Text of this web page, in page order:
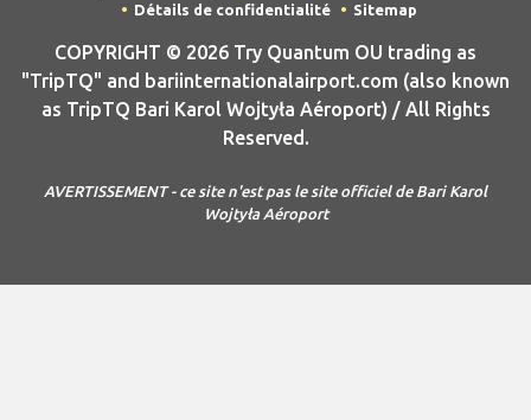
Détails de confidentialité
Sitemap
COPYRIGHT © 2026 Try Quantum OU trading as
"TripTQ" and bariinternationalairport.com (also known
as TripTQ Bari Karol Wojtyła Aéroport) / All Rights
Reserved.
AVERTISSEMENT - ce site n'est pas le site officiel de Bari Karol
Wojtyła Aéroport